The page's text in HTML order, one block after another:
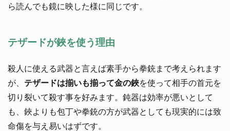
ら読んでも鏡に映した様に同じです。
テザードが鋏を使う理由
殺人に使える武器と言えば素手から拳銃まで考えられます
が、 テザードは揃いも揃って金の鋏を使って相手の首元を
切り裂いて殺す事を好みます。鈍器は効率が悪いとして
も、鋏よりも包丁や拳銃の方が武器としても現実的には致
命傷を与え易いはずです。